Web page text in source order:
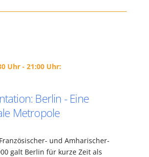
Uhr - 21:00 Uhr:
Berlin - Eine
Metropole
und Amharischer-
galt Berlin für kurze Zeit als